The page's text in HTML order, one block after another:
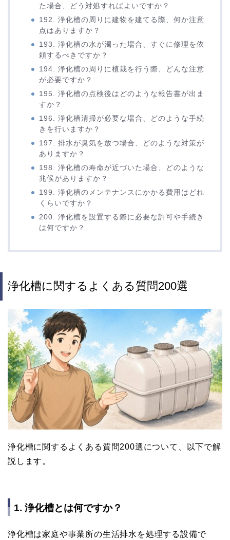
た場合、どう対処すればよいですか？
192. 浄化槽の周りに建物を建てる際、何か注意
点はありますか？
193. 浄化槽の水が濁った場合、すぐに修理を依
頼するべきですか？
194. 浄化槽の周りに植栽を行う際、どんな注意
が必要ですか？
195. 浄化槽の点検後はどのような報告書が出ま
すか？
196. 浄化槽清掃が必要な場合、どのような手続
きを行いますか？
197. 排水が臭気を放つ場合、どのような対策が
ありますか？
198. 浄化槽の寿命が近づいた場合、どのような
兆候がありますか？
199. 浄化槽のメンテナンスにかかる費用はどれ
くらいですか？
200. 浄化槽を設置する際に必要な許可や手続き
は何ですか？
浄化槽に関するよくある質問200選
浄化槽に関するよくある質問200選について、以下で解
説します。
1. 浄化槽とは何ですか？
浄化槽は家庭や事業所の生活排水を処理する設備で